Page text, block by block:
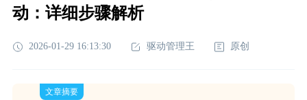
动：详细步骤解析
2026-01-29 16:13:30 驱动管理王 原创
文章摘要